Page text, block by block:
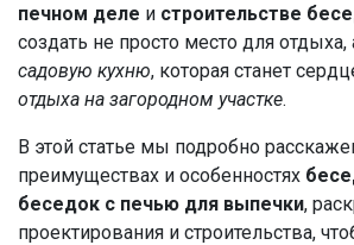
печном деле и строительстве
создать не просто место для
садовую кухню, которая станет
отдыха на загородном участке.
В этой статье мы подробно
преимуществах и особенностях
беседок с печью для выпечки,
проектирования и строительства,